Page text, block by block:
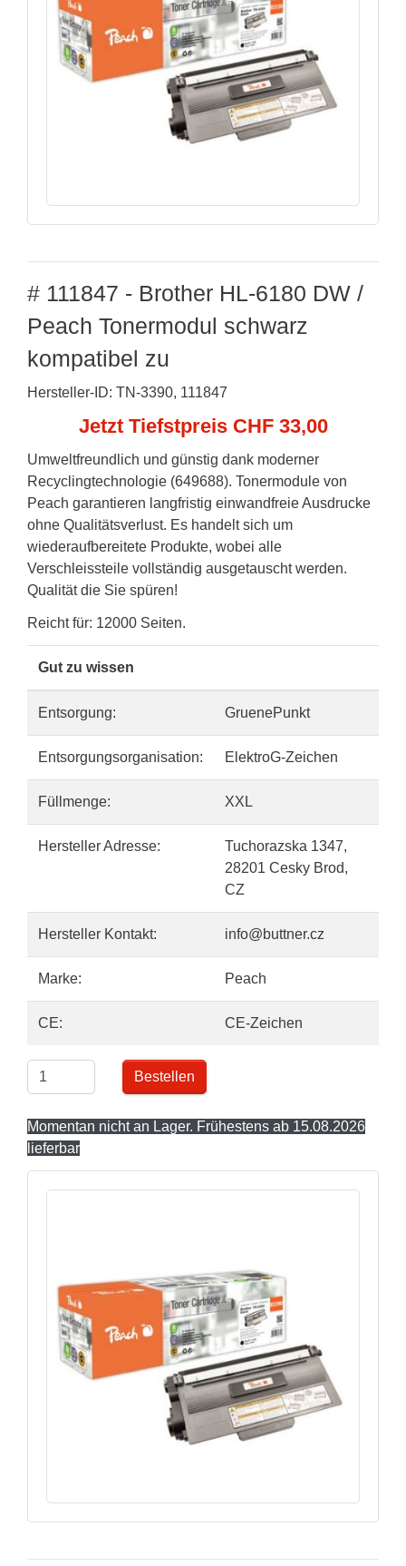
# 111847 - Brother HL-6180 DW /
Peach Tonermodul schwarz
kompatibel zu
Hersteller-ID: TN-3390, 111847
Jetzt Tiefstpreis CHF 33,00
Umweltfreundlich und günstig dank moderner
Recyclingtechnologie (649688). Tonermodule von
Peach garantieren langfristig einwandfreie Ausdrucke
ohne Qualitätsverlust. Es handelt sich um
wiederaufbereitete Produkte, wobei alle
Verschleissteile vollständig ausgetauscht werden.
Qualität die Sie spüren!
Reicht für: 12000 Seiten.
Gut zu wissen
Entsorgung: GruenePunkt
Entsorgungsorganisation: ElektroG-Zeichen
Füllmenge: XXL
Hersteller Adresse:
Tuchorazska 1347,
28201 Cesky Brod,
CZ
Hersteller Kontakt: info@buttner.cz
Marke: Peach
CE: CE-Zeichen
Bestellen
Momentan nicht an Lager. Frühestens ab 15.08.2026
lieferbar